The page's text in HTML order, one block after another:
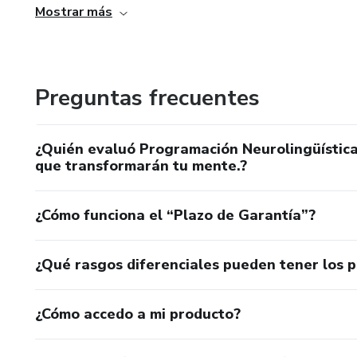
*10 fichas listas para
*Ideas de uso para integrar
Este ebook no es solo para
¡Empieza hoy este camino
Mostrar más
Preguntas frecuentes
¿Quién evaluó Programación
que transformarán tu mente.?
¿Cómo funciona el “Plazo de Garantía”?
¿Qué rasgos diferenciales pueden tener los
¿Cómo accedo a mi producto?